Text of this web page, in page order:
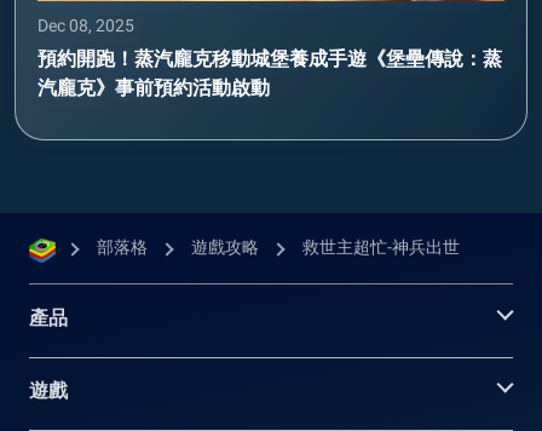
Dec 08, 2025
預約開跑！蒸汽龐克移動城堡養成手遊《堡壘傳說：蒸
汽龐克》事前預約活動啟動
部落格 遊戲攻略 救世主超忙-神兵出世
產品
遊戲